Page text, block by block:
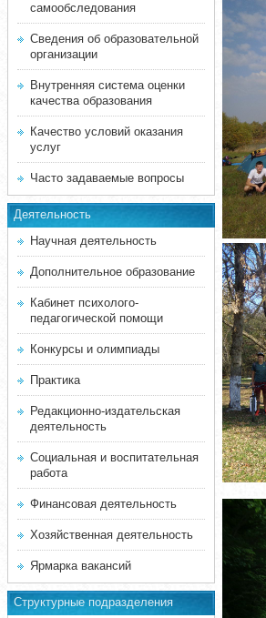
самообследования
Сведения об образовательной
организации
Внутренняя система оценки
качества образования
Качество условий оказания
услуг
Часто задаваемые вопросы
Деятельность
Научная деятельность
Дополнительное образование
Кабинет психолого-
педагогической помощи
Конкурсы и олимпиады
Практика
Редакционно-издательская
деятельность
Социальная и воспитательная
работа
Финансовая деятельность
Хозяйственная деятельность
Ярмарка вакансий
Структурные подразделения